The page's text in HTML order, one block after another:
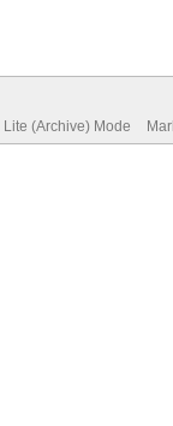
Lite (Archive) Mode